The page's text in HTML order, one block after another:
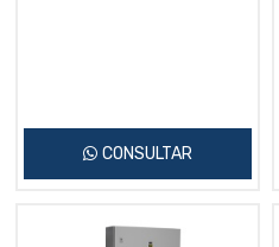
CONSULTAR